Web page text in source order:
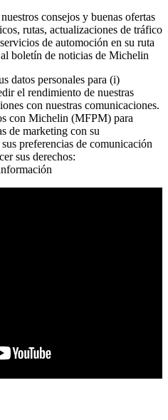
consejos y buenas ofertas
rutas, actualizaciones de tráfico
de automoción en su ruta
boletín de noticias de Michelin
datos personales para (i)
el rendimiento de nuestras
con nuestras comunicaciones.
con Michelin (MFPM) para
de marketing con su
preferencias de comunicación
sus derechos: